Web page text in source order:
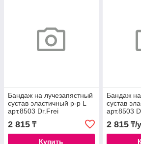
Бандаж на лучезапястный
сустав эластичный р-р L
арт.8503 Dr.Frei
2 815 ₸
Купить
Бандаж
сустав
арт.8503
2 815₸/